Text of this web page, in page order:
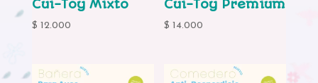
Cui-Toy Mixto
$ 12.000
Cui-Toy Premium
$ 14.000